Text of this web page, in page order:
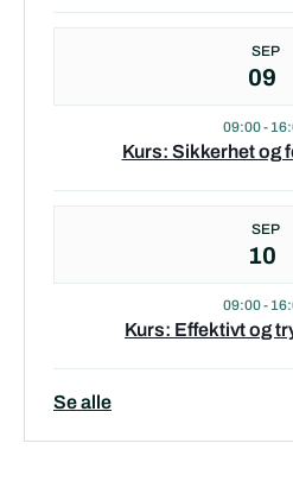
09
SEP
09:00-
Kurs: Sikkerhet og
10
SEP
09:00-
Kurs: Effektivt og
Se alle